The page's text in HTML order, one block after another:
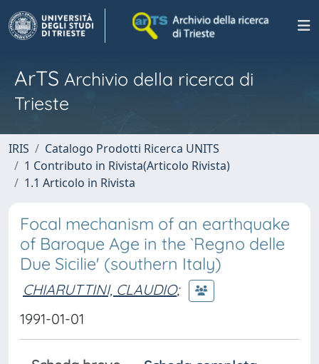
ArTS Archivio della ricerca di
Trieste
IRIS
Catalogo Prodotti Ricerca UNITS
1 Contributo in Rivista(Articolo Rivista)
1.1 Articolo in Rivista
Focal mechanism of an earthquake
of Baroque Age in the `Regno delle
Due Sicilie' (southern Italy)
CHIARUTTINI, CLAUDIO;
1991-01-01